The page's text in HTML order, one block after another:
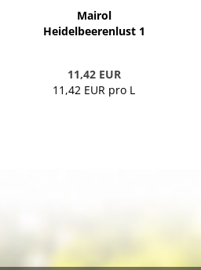
Mairol
Heidelbeerenlust 1
11,42 EUR
11,42 EUR pro L